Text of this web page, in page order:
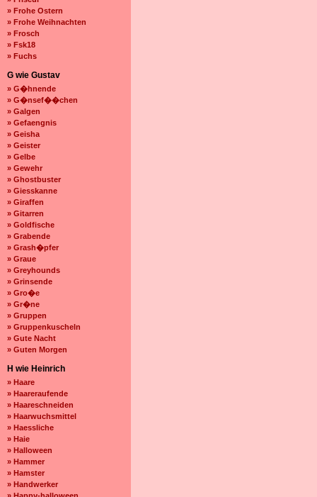
» Frohe Ostern
» Frohe Weihnachten
» Frosch
» Fsk18
» Fuchs
G wie Gustav
» G�hnende
» G�nsef��chen
» Galgen
» Gefaengnis
» Geisha
» Geister
» Gelbe
» Gewehr
» Ghostbuster
» Giesskanne
» Giraffen
» Gitarren
» Goldfische
» Grabende
» Grash�pfer
» Graue
» Greyhounds
» Grinsende
» Gro�e
» Gr�ne
» Gruppen
» Gruppenkuscheln
» Gute Nacht
» Guten Morgen
H wie Heinrich
» Haare
» Haareraufende
» Haareschneiden
» Haarwuchsmittel
» Haessliche
» Haie
» Halloween
» Hammer
» Hamster
» Handwerker